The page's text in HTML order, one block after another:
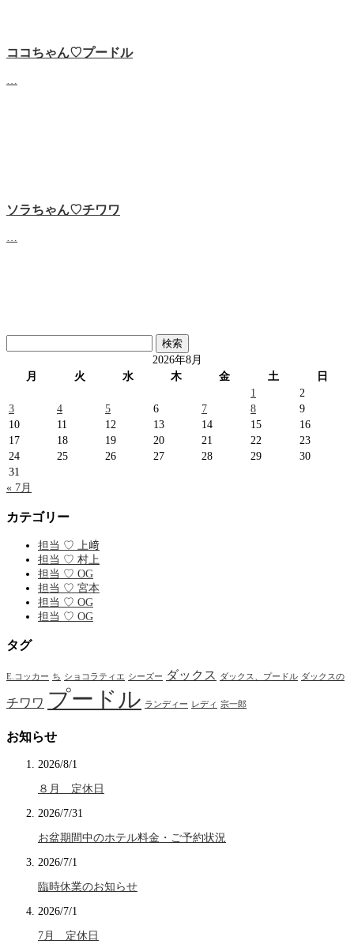
ココちゃん♡‬プードル
ソラちゃん♡‬チワワ
索:
2026年8月
月
火 水 木 金 土
日
1
2
3
4 5 6 7 8
9
10
11 12 13 14 15
16
17
18 19 20 21 22
23
24
25 26 27 28 29
30
31
« 7月
カテゴリー
担当 ♡ 上﨑
担当 ♡ 村上
担当 ♡ OG
担当 ♡ 宮本
担当 ♡ OG
担当 ♡ OG
タグ
E.コッカー ち ショコラティエ シーズー ダックス ダックス、プードル ダックスの
チワワ プードル ランディー レディ 宗一郎
お知らせ
2026/8/1
８月 定休日
2026/7/31
お盆期間中のホテル料金・ご予約状況
2026/7/1
臨時休業のお知らせ
2026/7/1
7月 定休日